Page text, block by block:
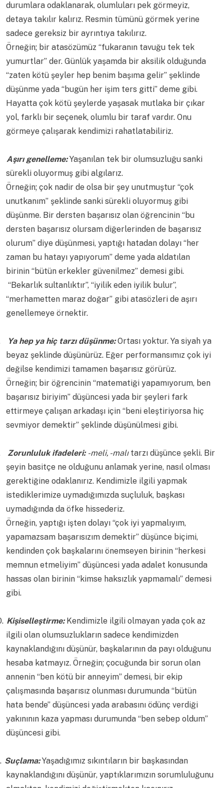
durumlara odaklanarak, olumluları pek görmeyiz,
detaya takılır kalırız. Resmin tümünü görmek yerine
sadece gereksiz bir ayrıntıya takılırız.
Örneğin; bir atasözümüz “fukaranın tavuğu tek tek
yumurtlar” der. Günlük yaşamda bir aksilik olduğunda
“zaten kötü şeyler hep benim başıma gelir” şeklinde
düşünme yada “bugün her işim ters gitti” deme gibi.
Hayatta çok kötü şeylerde yaşasak mutlaka bir çıkar
yol, farklı bir seçenek, olumlu bir taraf vardır. Onu
görmeye çalışarak kendimizi rahatlatabiliriz.
Aşırı genelleme:Yaşanılan tek bir olumsuzluğu sanki
sürekli oluyormuş gibi algılarız.
Örneğin; çok nadir de olsa bir şey unutmuştur “çok
unutkanım” şeklinde sanki sürekli oluyormuş gibi
düşünme. Bir dersten başarısız olan öğrencinin “bu
dersten başarısız olursam diğerlerinden de başarısız
olurum” diye düşünmesi, yaptığı hatadan dolayı “her
zaman bu hatayı yapıyorum” deme yada aldatılan
birinin “bütün erkekler güvenilmez” demesi gibi.
“Bekarlık sultanlıktır”, “iyilik eden iyilik bulur”,
“merhametten maraz doğar” gibi atasözleri de aşırı
genellemeye örnektir.
Ya hep ya hiç tarzı düşünme:Ortası yoktur. Ya siyah ya
beyaz şeklinde düşünürüz. Eğer performansımız çok iyi
değilse kendimizi tamamen başarısız görürüz.
Örneğin; bir öğrencinin “matematiği yapamıyorum, ben
başarısız biriyim” düşüncesi yada bir şeyleri fark
ettirmeye çalışan arkadaşı için “beni eleştiriyorsa hiç
sevmiyor demektir” şeklinde düşünülmesi gibi.
Zorunluluk ifadeleri: -meli, -malı tarzı düşünce şekli. Bir
şeyin basitçe ne olduğunu anlamak yerine, nasıl olması
gerektiğine odaklanırız. Kendimizle ilgili yapmak
istediklerimize uymadığımızda suçluluk, başkası
uymadığında da öfke hissederiz.
Örneğin, yaptığı işten dolayı “çok iyi yapmalıyım,
yapamazsam başarısızım demektir” düşünce biçimi,
kendinden çok başkalarını önemseyen birinin “herkesi
memnun etmeliyim” düşüncesi yada adalet konusunda
hassas olan birinin “kimse haksızlık yapmamalı” demesi
gibi.
Kişiselleştirme:Kendimizle ilgili olmayan yada çok az
ilgili olan olumsuzlukların sadece kendimizden
kaynaklandığını düşünür, başkalarının da payı olduğunu
hesaba katmayız. Örneğin; çocuğunda bir sorun olan
annenin “ben kötü bir anneyim” demesi, bir ekip
çalışmasında başarısız olunması durumunda “bütün
hata bende” düşüncesi yada arabasını ödünç verdiği
yakınının kaza yapması durumunda “ben sebep oldum”
düşüncesi gibi.
Suçlama:Yaşadığımız sıkıntıların bir başkasından
kaynaklandığını düşünür, yaptıklarımızın sorumluluğunu